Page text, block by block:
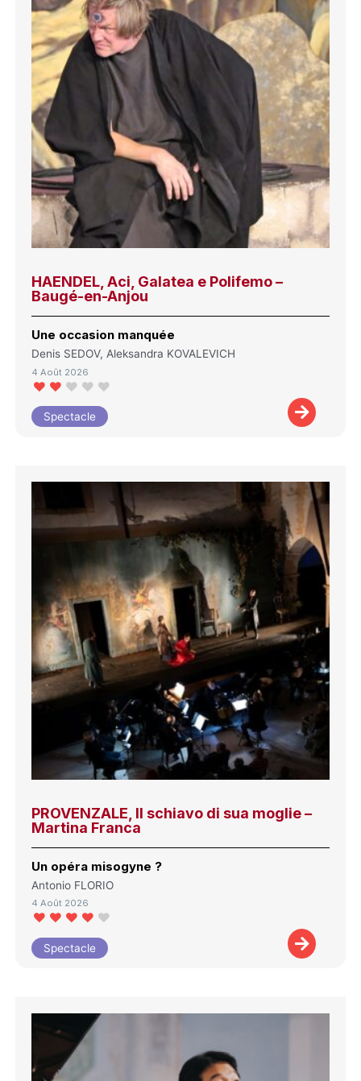
HAENDEL, Aci, Galatea e Polifemo –
Baugé-en-Anjou
Une occasion manquée
Denis SEDOV, Aleksandra KOVALEVICH
4 Août 2026
Spectacle
PROVENZALE, Il schiavo di sua moglie –
Martina Franca
Un opéra misogyne ?
Antonio FLORIO
4 Août 2026
Spectacle